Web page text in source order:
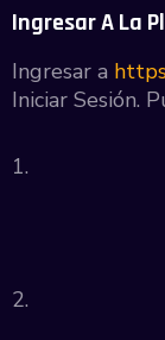
Ingresar A La
Ingresar a
Iniciar Sesión.
1.
2.